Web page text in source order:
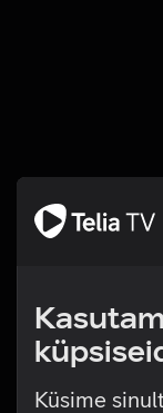
Küsime